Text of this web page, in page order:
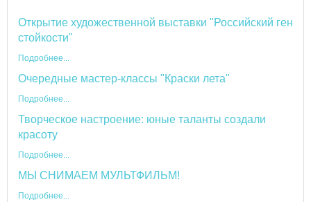
Открытие художественной выставки "Российский ген
стойкости"
Подробнее...
Очередные мастер-классы "Краски лета"
Подробнее...
Творческое настроение: юные таланты создали
красоту
Подробнее...
МЫ СНИМАЕМ МУЛЬТФИЛЬМ!
Подробнее...